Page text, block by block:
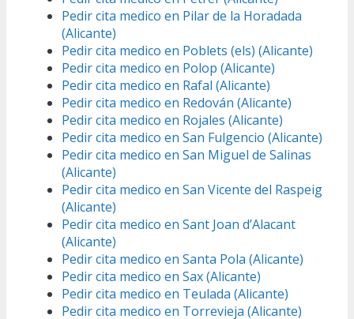
Pedir cita medico en Pilar de la Horadada
(Alicante)
Pedir cita medico en Poblets (els) (Alicante)
Pedir cita medico en Polop (Alicante)
Pedir cita medico en Rafal (Alicante)
Pedir cita medico en Redován (Alicante)
Pedir cita medico en Rojales (Alicante)
Pedir cita medico en San Fulgencio (Alicante)
Pedir cita medico en San Miguel de Salinas
(Alicante)
Pedir cita medico en San Vicente del Raspeig
(Alicante)
Pedir cita medico en Sant Joan d’Alacant
(Alicante)
Pedir cita medico en Santa Pola (Alicante)
Pedir cita medico en Sax (Alicante)
Pedir cita medico en Teulada (Alicante)
Pedir cita medico en Torrevieja (Alicante)